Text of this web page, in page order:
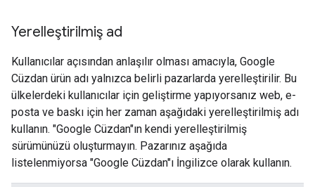
Yerelleştirilmiş ad
Kullanıcılar açısından anlaşılır olması amacıyla, Google
Cüzdan ürün adı yalnızca belirli pazarlarda yerelleştirilir. Bu
ülkelerdeki kullanıcılar için geliştirme yapıyorsanız web, e-
posta ve baskı için her zaman aşağıdaki yerelleştirilmiş adı
kullanın. "Google Cüzdan"ın kendi yerelleştirilmiş
sürümünüzü oluşturmayın. Pazarınız aşağıda
listelenmiyorsa "Google Cüzdan"ı İngilizce olarak kullanın.